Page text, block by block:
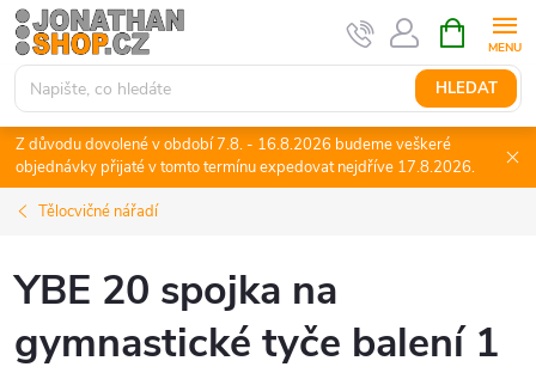
Přejít
na
obsah
HLEDAT
NÁKUPNÍ
KOŠÍK
Z důvodu dovolené v období 7.8. - 16.8.2026 budeme veškeré
objednávky přijaté v tomto termínu expedovat nejdříve 17.8.2026.
Tělocvičné nářadí
YBE 20 spojka na
gymnastické tyče balení 1